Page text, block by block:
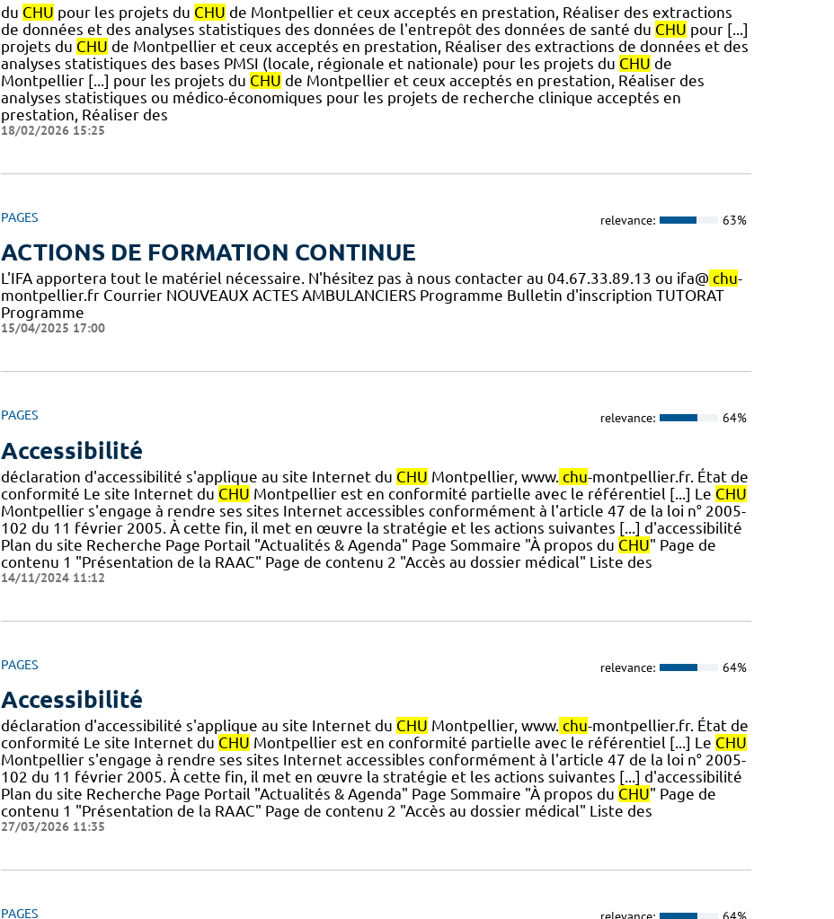
du CHU pour les projets du CHU de Montpellier et ceux acceptés en prestation, Réaliser des extractions
de données et des analyses statistiques des données de l'entrepôt des données de santé du CHU pour [...]
projets du CHU de Montpellier et ceux acceptés en prestation, Réaliser des extractions de données et des
analyses statistiques des bases PMSI (locale, régionale et nationale) pour les projets du CHU de
Montpellier [...] pour les projets du CHU de Montpellier et ceux acceptés en prestation, Réaliser des
analyses statistiques ou médico-économiques pour les projets de recherche clinique acceptés en
prestation, Réaliser des
18/02/2026 15:25
PAGES relevance: 63%
ACTIONS DE FORMATION CONTINUE
L'IFA apportera tout le matériel nécessaire. N'hésitez pas à nous contacter au 04.67.33.89.13 ou ifa@ chu-
montpellier.fr Courrier NOUVEAUX ACTES AMBULANCIERS Programme Bulletin d'inscription TUTORAT
Programme
15/04/2025 17:00
PAGES relevance: 64%
Accessibilité
déclaration d'accessibilité s'applique au site Internet du CHU Montpellier, www. chu-montpellier.fr. État de
conformité Le site Internet du CHU Montpellier est en conformité partielle avec le référentiel [...] Le CHU
Montpellier s'engage à rendre ses sites Internet accessibles conformément à l'article 47 de la loi n° 2005-
102 du 11 février 2005. À cette fin, il met en œuvre la stratégie et les actions suivantes [...] d'accessibilité
Plan du site Recherche Page Portail "Actualités & Agenda" Page Sommaire "À propos du CHU" Page de
contenu 1 "Présentation de la RAAC" Page de contenu 2 "Accès au dossier médical" Liste des
14/11/2024 11:12
PAGES relevance: 64%
Accessibilité
déclaration d'accessibilité s'applique au site Internet du CHU Montpellier, www. chu-montpellier.fr. État de
conformité Le site Internet du CHU Montpellier est en conformité partielle avec le référentiel [...] Le CHU
Montpellier s'engage à rendre ses sites Internet accessibles conformément à l'article 47 de la loi n° 2005-
102 du 11 février 2005. À cette fin, il met en œuvre la stratégie et les actions suivantes [...] d'accessibilité
Plan du site Recherche Page Portail "Actualités & Agenda" Page Sommaire "À propos du CHU" Page de
contenu 1 "Présentation de la RAAC" Page de contenu 2 "Accès au dossier médical" Liste des
27/03/2026 11:35
PAGES